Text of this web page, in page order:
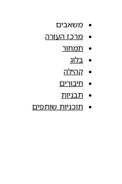
משאבים
מרכז העזרה
תמחור
בלוג
קהילה
חיבורים
תבניות
תוכניות שותפים